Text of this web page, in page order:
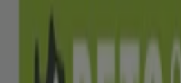
FeaturedSupermarkt
Warenhuis
Computers & Elektronica
Parfumerie